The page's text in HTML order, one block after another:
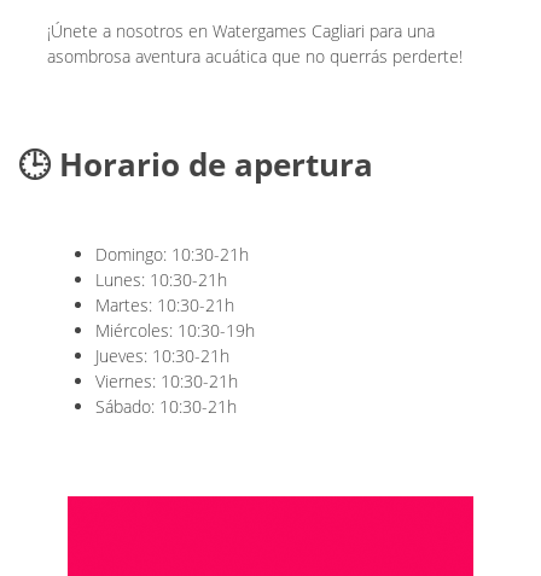
¡Únete a nosotros en Watergames Cagliari para una
asombrosa aventura acuática que no querrás perderte!
🕒 Horario de apertura
Domingo: 10:30-21h
Lunes: 10:30-21h
Martes: 10:30-21h
Miércoles: 10:30-19h
Jueves: 10:30-21h
Viernes: 10:30-21h
Sábado: 10:30-21h